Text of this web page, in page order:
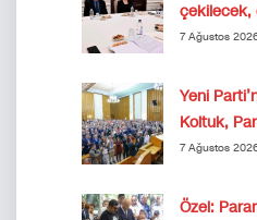
çekilecek,
7 Ağustos
Yeni
Koltuk,
7 Ağustos
Özel: